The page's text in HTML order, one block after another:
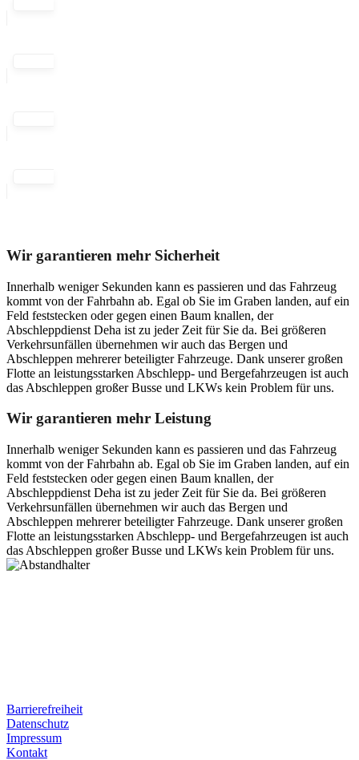
Wir garantieren mehr Sicherheit
Innerhalb weniger Sekunden kann es passieren und das Fahrzeug
kommt von der Fahrbahn ab. Egal ob Sie im Graben landen, auf ein
Feld feststecken oder gegen einen Baum knallen, der
Abschleppdienst Deha ist zu jeder Zeit für Sie da. Bei größeren
Verkehrsunfällen übernehmen wir auch das Bergen und
Abschleppen mehrerer beteiligter Fahrzeuge. Dank unserer großen
Flotte an leistungsstarken Abschlepp- und Bergefahrzeugen ist auch
das Abschleppen großer Busse und LKWs kein Problem für uns.
Wir garantieren mehr Leistung
Innerhalb weniger Sekunden kann es passieren und das Fahrzeug
kommt von der Fahrbahn ab. Egal ob Sie im Graben landen, auf ein
Feld feststecken oder gegen einen Baum knallen, der
Abschleppdienst Deha ist zu jeder Zeit für Sie da. Bei größeren
Verkehrsunfällen übernehmen wir auch das Bergen und
Abschleppen mehrerer beteiligter Fahrzeuge. Dank unserer großen
Flotte an leistungsstarken Abschlepp- und Bergefahrzeugen ist auch
das Abschleppen großer Busse und LKWs kein Problem für uns.
Barrierefreiheit
Datenschutz
Impressum
Kontakt